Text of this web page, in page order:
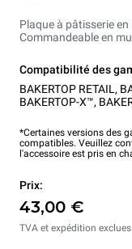
Plaque à pâtisserie
Commandeable en
Compatibilité des
BAKERTOP RETAIL ,
BAKERTOP-X™,
*Certaines versions des
compatibles. Veuillez
l'accessoire est pris en
Prix:
43,00 €
TVA et expédition exclues